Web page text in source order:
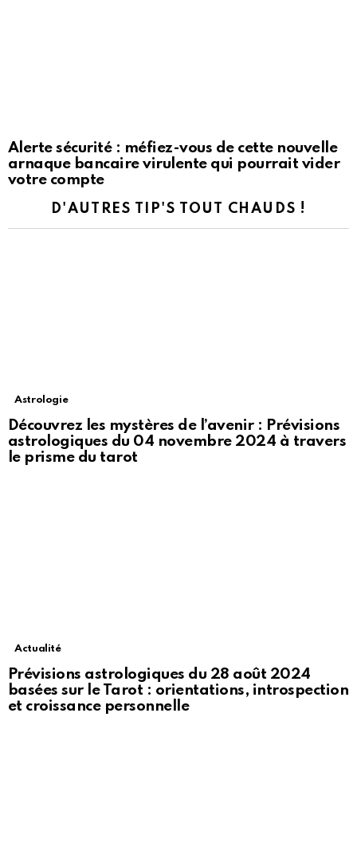
Alerte sécurité : méfiez-vous de cette nouvelle
arnaque bancaire virulente qui pourrait vider
votre compte
D'AUTRES TIP'S TOUT CHAUDS !
Astrologie
Découvrez les mystères de l’avenir : Prévisions
astrologiques du 04 novembre 2024 à travers
le prisme du tarot
Actualité
Prévisions astrologiques du 28 août 2024
basées sur le Tarot : orientations, introspection
et croissance personnelle